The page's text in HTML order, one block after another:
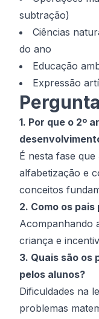
subtração)
Ciências
do ano
Educação
Expressão
1. Por que o 2º
É nesta fase
alfabetização e
conceitos
2. Como os
Acompanhando
criança e
3. Quais são
pelos alunos?
Dificuldades na
problemas